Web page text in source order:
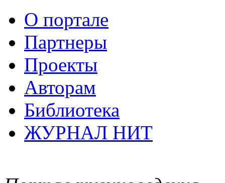
О портале
Партнеры
Проекты
Авторам
Библиотека
ЖУРНАЛ НИТ